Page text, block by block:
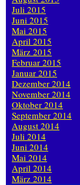
Juli 2015
Juni 2015
Mai 2015
April 2015
März 2015
Februar 2015
Januar 2015
Dezember 2014
November 2014
Oktober 2014
September 2014
August 2014
Juli 2014
Juni 2014
Mai 2014
April 2014
März 2014